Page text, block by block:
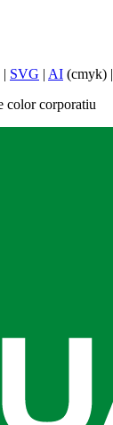
| SVG | AI (cmyk) |
color corporatiu